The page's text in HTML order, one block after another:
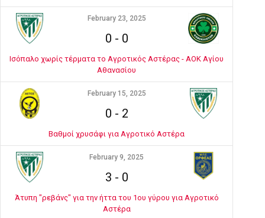
February 23, 2025
0 - 0
Ισόπαλο χωρίς τέρματα το Αγροτικός Αστέρας - ΑΟΚ Αγίου
Αθανασίου
February 15, 2025
0 - 2
Βαθμοί χρυσάφι για Αγροτικό Αστέρα
February 9, 2025
3 - 0
Άτυπη "ρεβάνς" για την ήττα του 1ου γύρου για Αγροτικό
Αστέρα